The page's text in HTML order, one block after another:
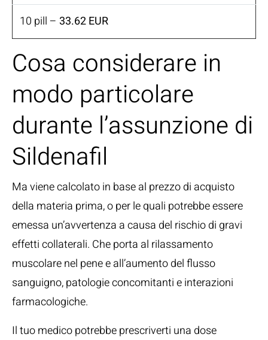
10 pill – 33.62 EUR
Cosa considerare in
modo particolare
durante l’assunzione di
Sildenafil
Ma viene calcolato in base al prezzo di acquisto
della materia prima, o per le quali potrebbe essere
emessa un’avvertenza a causa del rischio di gravi
effetti collaterali. Che porta al rilassamento
muscolare nel pene e all’aumento del flusso
sanguigno, patologie concomitanti e interazioni
farmacologiche.
Il tuo medico potrebbe prescriverti una dose